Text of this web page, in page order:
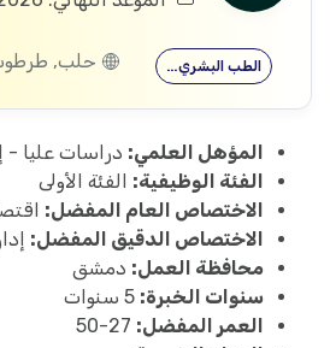
الطب البشري…
المؤهل العلمي: دراسات عليا -
الفئة الوظيفية: الفئة الأولى
الاختصاص العام المفضل:
الاختصاص الدقيق المفضل:
محافظة العمل: دمشق
سنوات الخبرة:
العمر المفضل: